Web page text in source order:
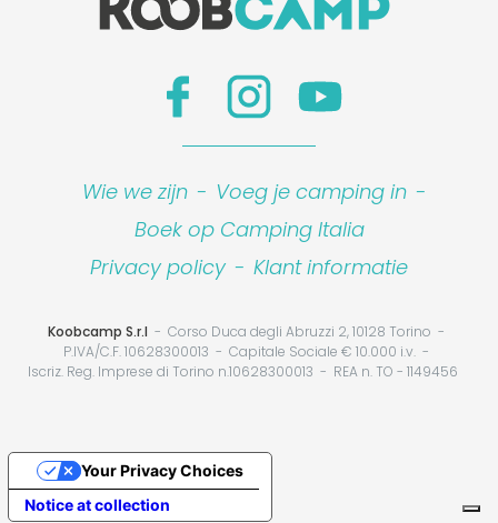
Wie we zijn - Voeg je camping in -
Boek op Camping Italia
Privacy policy - Klant informatie
Koobcamp S.r.l
Corso Duca degli Abruzzi 2, 10128 Torino
P.IVA/C.F. 10628300013
Capitale Sociale € 10.000 i.v.
Iscriz. Reg. Imprese di Torino n.10628300013
REA n. TO - 1149456
Notice at collection
Your Privacy Choices